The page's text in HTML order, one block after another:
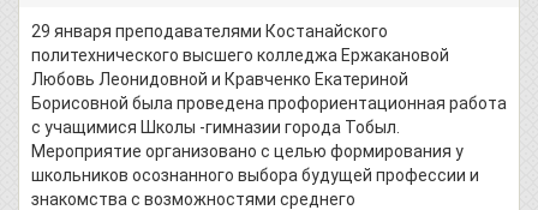
29 января преподавателями Костанайского
политехнического высшего колледжа Ержакановой
Любовь Леонидовной и Кравченко Екатериной
Борисовной была проведена профориентационная работа
с учащимися Школы -гимназии города Тобыл.
Мероприятие организовано с целью формирования у
школьников осознанного выбора будущей профессии и
знакомства с возможностями среднего